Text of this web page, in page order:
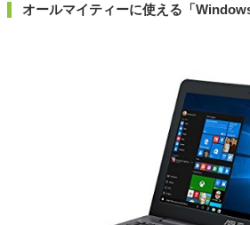
オールマイティーに使える「Windows